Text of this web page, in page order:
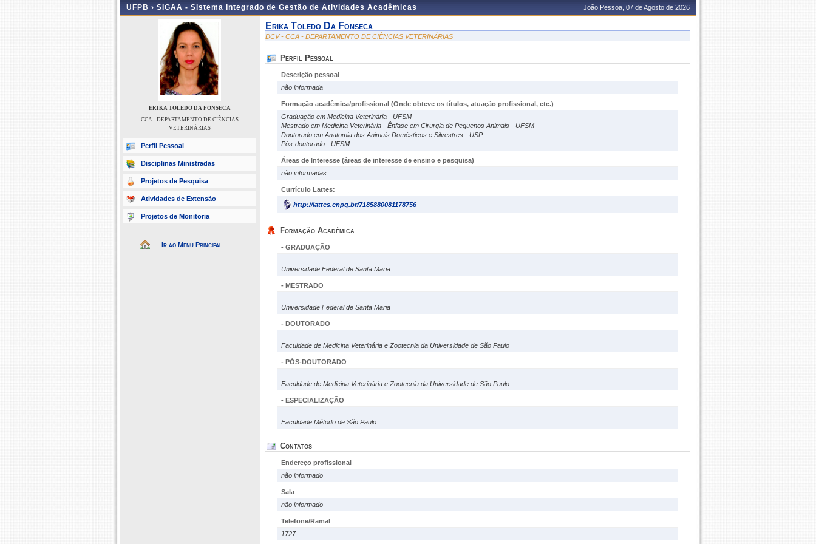
UFPB › SIGAA - Sistema Integrado de Gestão de Atividades Acadêmicas João Pessoa, 07 de Agosto de 2026
ERIKA TOLEDO DA FONSECA
CCA - DEPARTAMENTO DE CIÊNCIAS
VETERINÁRIAS
Perfil Pessoal
Disciplinas Ministradas
Projetos de Pesquisa
Atividades de Extensão
Projetos de Monitoria
Ir ao Menu Principal
Erika Toledo Da Fonseca
DCV - CCA - DEPARTAMENTO DE CIÊNCIAS VETERINÁRIAS
Perfil Pessoal
Descrição pessoal
não informada
Formação acadêmica/profissional (Onde obteve os títulos, atuação profissional, etc.)
Graduação em Medicina Veterinária - UFSM
Mestrado em Medicina Veterinária - Ênfase em Cirurgia de Pequenos Animais - UFSM
Doutorado em Anatomia dos Animais Domésticos e Silvestres - USP
Pós-doutorado - UFSM
Áreas de Interesse (áreas de interesse de ensino e pesquisa)
não informadas
Currículo Lattes:
http://lattes.cnpq.br/7185880081178756
Formação Acadêmica
- GRADUAÇÃO
Universidade Federal de Santa Maria
- MESTRADO
Universidade Federal de Santa Maria
- DOUTORADO
Faculdade de Medicina Veterinária e Zootecnia da Universidade de São Paulo
- PÓS-DOUTORADO
Faculdade de Medicina Veterinária e Zootecnia da Universidade de São Paulo
- ESPECIALIZAÇÃO
Faculdade Método de São Paulo
Contatos
Endereço profissional
não informado
Sala
não informado
Telefone/Ramal
1727